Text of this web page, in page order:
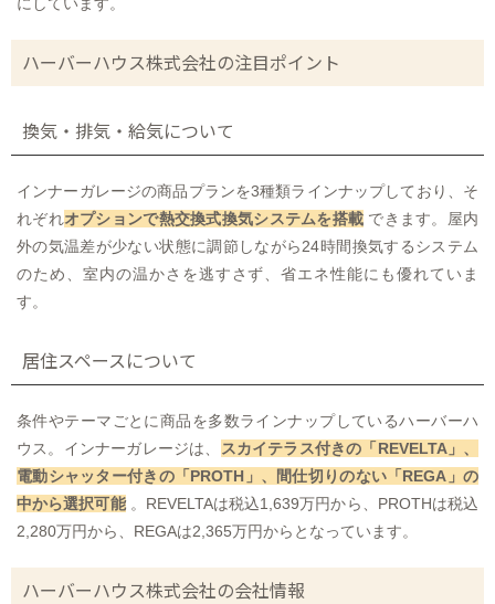
ハーバーハウス株式会社の注目ポイント
換気・排気・給気について
インナーガレージの商品プランを3種類ラインナップしており、そ
れぞれオプションで熱交換式換気システムを搭載 できます。屋内
外の気温差が少ない状態に調節しながら24時間換気するシステム
のため、室内の温かさを逃すさず、省エネ性能にも優れていま
す。
居住スペースについて
条件やテーマごとに商品を多数ラインナップしているハーバーハ
ウス。インナーガレージは、
スカイテラス付きの「REVELTA」、
電動シャッター付きの「PROTH」、間仕切りのない「REGA」の
中から選択可能 。REVELTAは税込1,639万円から、PROTHは税込
2,280万円から、REGAは2,365万円からとなっています。
ハーバーハウス株式会社の会社情報